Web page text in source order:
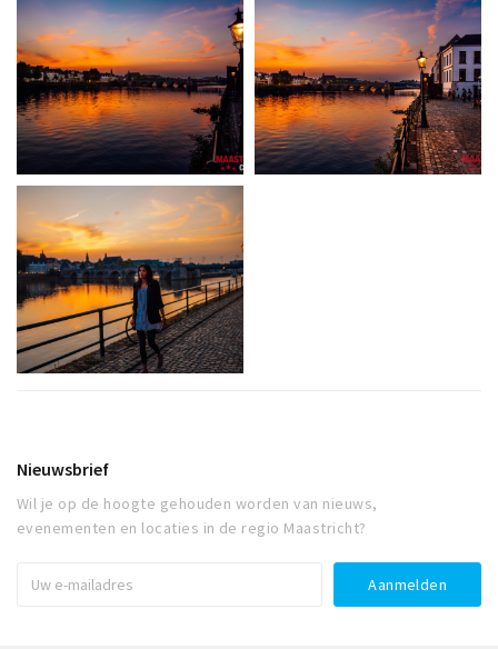
Nieuwsbrief
Wil je op de hoogte gehouden worden van nieuws,
evenementen en locaties in de regio Maastricht?